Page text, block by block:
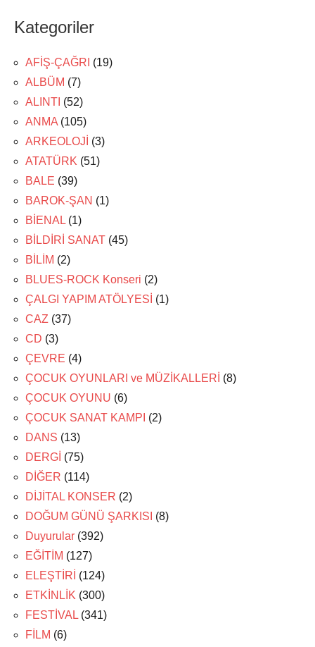
Kategoriler
AFİŞ-ÇAĞRI (19)
ALBÜM (7)
ALINTI (52)
ANMA (105)
ARKEOLOJİ (3)
ATATÜRK (51)
BALE (39)
BAROK-ŞAN (1)
BİENAL (1)
BİLDİRİ SANAT (45)
BİLİM (2)
BLUES-ROCK Konseri (2)
ÇALGI YAPIM ATÖLYESİ (1)
CAZ (37)
CD (3)
ÇEVRE (4)
ÇOCUK OYUNLARI ve MÜZİKALLERİ (8)
ÇOCUK OYUNU (6)
ÇOCUK SANAT KAMPI (2)
DANS (13)
DERGİ (75)
DİĞER (114)
DİJİTAL KONSER (2)
DOĞUM GÜNÜ ŞARKISI (8)
Duyurular (392)
EĞİTİM (127)
ELEŞTİRİ (124)
ETKİNLİK (300)
FESTİVAL (341)
FİLM (6)